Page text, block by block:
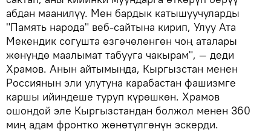
абдан маанилүү. Мен бардык катышуучуларды
"Память народа" веб-сайтына кирип, Улуу Ата
Мекендик согушта өзгөчөлөнгөн чоң аталары
жөнүндө маалымат табууга чакырам", — деди
Храмов. Анын айтымында, Кыргызстан менен
Россиянын эли улутуна карабастан фашизмге
каршы ийиндеше туруп күрөшкөн. Храмов
ошондой эле Кыргызстандан болжол менен 360
миң адам фронтко жөнөтүлгөнүн эскерди.